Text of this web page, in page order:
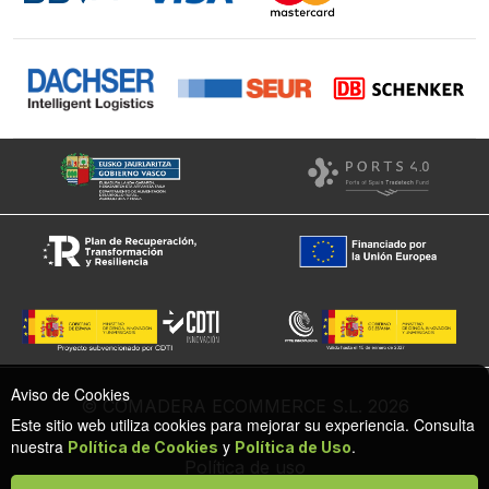
© COMADERA ECOMMERCE S.L. 2026
Aviso de Cookies
Este sitio web utiliza cookies para mejorar su experiencia. Consulta
nuestra Política de Cookies y Política de Uso.